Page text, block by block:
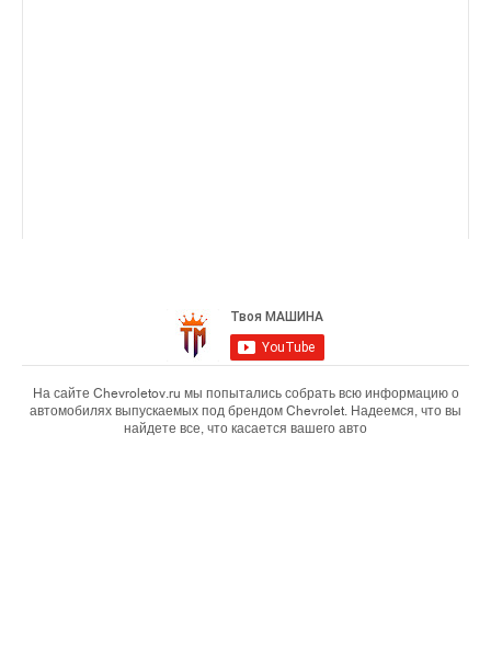
На сайте Chevroletov.ru мы попытались собрать всю информацию о
автомобилях выпускаемых под брендом Chevrolet. Надеемся, что вы
найдете все, что касается вашего авто